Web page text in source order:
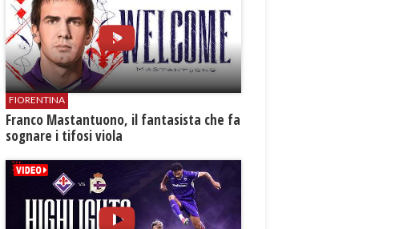
FIORENTINA
Franco Mastantuono, il fantasista che fa
sognare i tifosi viola